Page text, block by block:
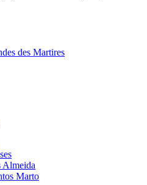
des Martires
Almeida
Marto